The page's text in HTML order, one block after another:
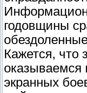
годовщины
Кажется, что
оказываемся
экранных